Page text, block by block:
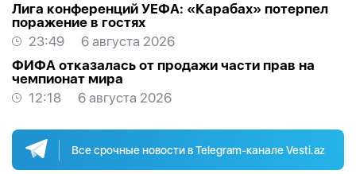
Лига конференций УЕФА: «Карабах» потерпел
поражение в гостях
23:49
6 августа 2026
ФИФА отказалась от продажи части прав на
чемпионат мира
12:18
6 августа 2026
Все срочные новости в Telegram-канале Vesti.az